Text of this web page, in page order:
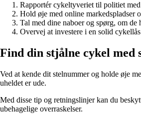
Rapportér cykeltyveriet til politiet
Hold øje med online markedspladser
Tal med dine naboer og spørg, om
Overvej at investere i en solid
Find din stjålne cykel med
Ved at kende dit stelnummer og holde øje
uheldet er ude.
Med disse tip og retningslinjer kan du
ubehagelige overraskelser.